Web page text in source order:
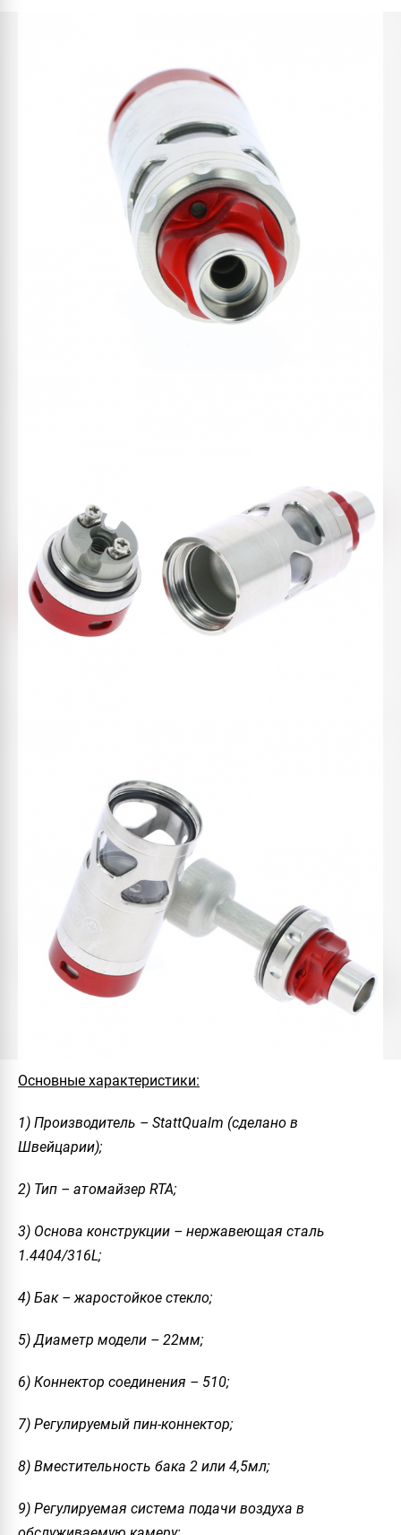
Основные характеристики:
1) Производитель – StattQualm (сделано в
Швейцарии);
2) Тип – атомайзер RTA;
3) Основа конструкции – нержавеющая сталь
1.4404/316L;
4) Бак – жаростойкое стекло;
5) Диаметр модели – 22мм;
6) Коннектор соединения – 510;
7) Регулируемый пин-коннектор;
8) Вместительность бака 2 или 4,5мл;
9) Регулируемая система подачи воздуха в